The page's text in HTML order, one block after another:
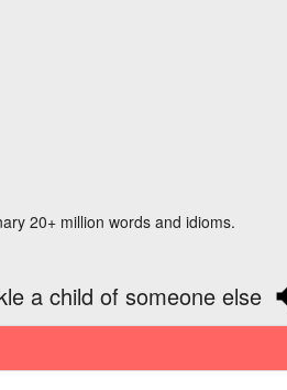
20+ million words and idioms.
a child of someone else